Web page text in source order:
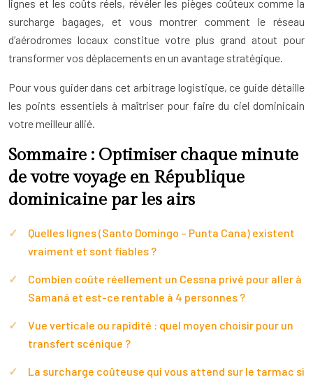
lignes et les coûts réels, révéler les pièges coûteux comme la
surcharge bagages, et vous montrer comment le réseau
d’aérodromes locaux constitue votre plus grand atout pour
transformer vos déplacements en un avantage stratégique.
Pour vous guider dans cet arbitrage logistique, ce guide détaille
les points essentiels à maîtriser pour faire du ciel dominicain
votre meilleur allié.
Sommaire : Optimiser chaque minute
de votre voyage en République
dominicaine par les airs
Quelles lignes (Santo Domingo – Punta Cana) existent
vraiment et sont fiables ?
Combien coûte réellement un Cessna privé pour aller à
Samaná et est-ce rentable à 4 personnes ?
Vue verticale ou rapidité : quel moyen choisir pour un
transfert scénique ?
La surcharge coûteuse qui vous attend sur le tarmac si